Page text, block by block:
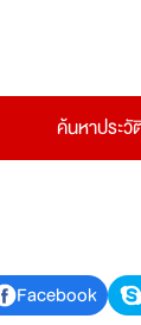
ค้นหาประวั
Facebook